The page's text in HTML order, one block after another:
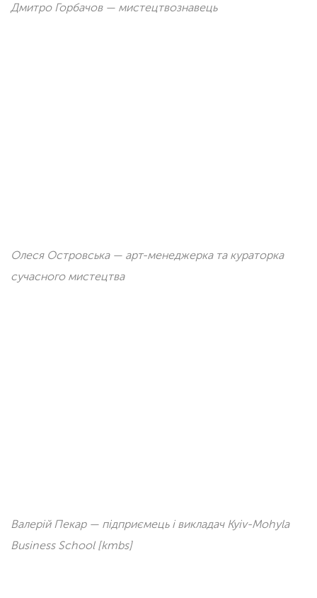
Дмитро Горбачов — мистецтвознавець
Олеся Островська — арт-менеджерка та кураторка
сучасного мистецтва
Валерій Пекар — підприємець і викладач Kyiv-Mohyla
Business School [kmbs]